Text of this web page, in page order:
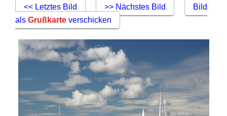
<< Letztes Bild >> Nächstes Bild
Bild
alsGrußkarte verschicken